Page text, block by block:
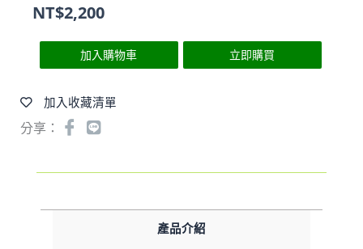
NT$2,200
加入購物車 立即購買
加入收藏清單
分享：
產品介紹